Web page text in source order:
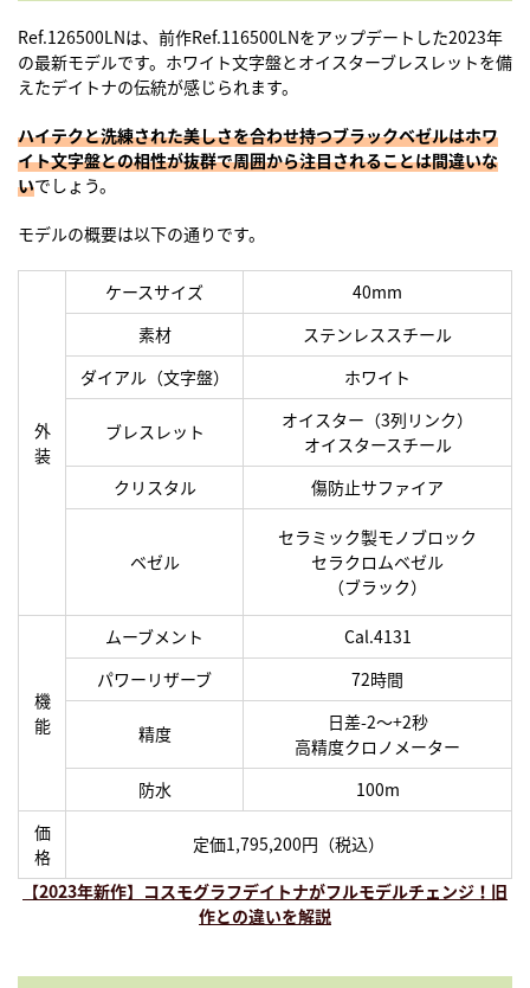
Ref.126500LNは、前作Ref.116500LNをアップデートした2023年
の最新モデルです。ホワイト文字盤とオイスターブレスレットを備
えたデイトナの伝統が感じられます。
ハイテクと洗練された美しさを合わせ持つブラックベゼルはホワ
イト文字盤との相性が抜群で周囲から注目されることは間違いな
いでしょう。
モデルの概要は以下の通りです。
外
装
ケースサイズ
40mm
素材
ステンレススチール
ダイアル（文字盤）
ホワイト
ブレスレット
オイスター（3列リンク）
オイスタースチール
クリスタル
傷防止サファイア
ベゼル
セラミック製モノブロック
セラクロムベゼル
（ブラック）
機
能
ムーブメント
Cal.4131
パワーリザーブ
72時間
精度
日差-2〜+2秒
高精度クロノメーター
防水
100m
価
格
定価1,795,200円（税込）
【2023年新作】コスモグラフデイトナがフルモデルチェンジ！旧
作との違いを解説